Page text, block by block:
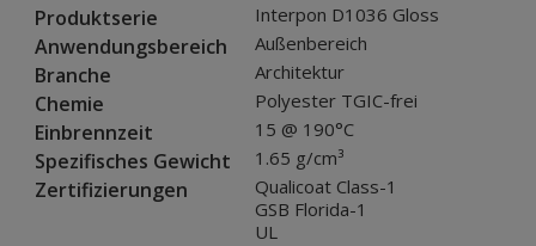
Produktserie Interpon D1036 Gloss
Anwendungsbereich Außenbereich
Branche Architektur
Chemie Polyester TGIC-frei
Einbrennzeit 15 @ 190°C
Spezifisches Gewicht 1.65 g/cm³
Zertifizierungen
Qualicoat Class-1
GSB Florida-1
UL